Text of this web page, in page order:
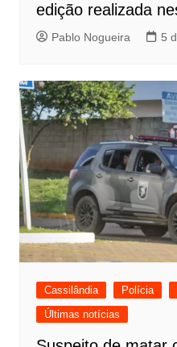
edição realizada
Pablo Nogueira 5
Cassilândia Polícia
Últimas notícias